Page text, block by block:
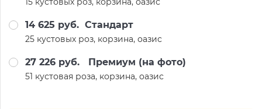
14 625 руб. Стандарт
25 кустовых роз, корзина, оазис
27 226 руб. Премиум (на фото)
51 кустовая роза, корзина, оазис